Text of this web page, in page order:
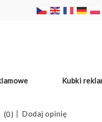
Kubki
(0) Dodaj opinię